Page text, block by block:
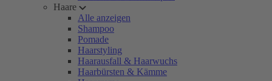
Haare
Alle anzeigen
Shampoo
Pomade
Haarstyling
Haarausfall & Haarwuchs
Haarbürsten & Kämme